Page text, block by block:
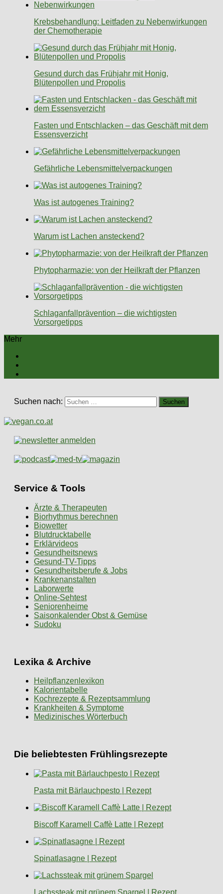
Krebsbehandlung: Leitfaden zu Nebenwirkungen
der Chemotherapie
Gesund durch das Frühjahr mit Honig,
Blütenpollen und Propolis
Fasten und Entschlacken – das Geschäft mit dem
Essensverzicht
Gefährliche Lebensmittelverpackungen
Was ist autogenes Training?
Warum ist Lachen ansteckend?
Phytopharmazie: von der Heilkraft der Pflanzen
Schlaganfallprävention – die wichtigsten
Vorsorgetipps
Mehr
Suchen nach:
Service & Tools
Ärzte & Therapeuten
Biorhythmus berechnen
Biowetter
Blutdrucktabelle
Erklärvideos
Gesundheitsnews
Gesund-TV-Tipps
Gesundheitsberufe & Jobs
Krankenanstalten
Laborwerte
Online-Sehtest
Seniorenheime
Saisonkalender Obst & Gemüse
Sudoku
Lexika & Archive
Heilpflanzenlexikon
Kalorientabelle
Kochrezepte & Rezeptsammlung
Krankheiten & Symptome
Medizinisches Wörterbuch
Die beliebtesten Frühlingsrezepte
Pasta mit Bärlauchpesto | Rezept
Biscoff Karamell Caffè Latte | Rezept
Spinatlasagne | Rezept
Lachssteak mit grünem Spargel | Rezept